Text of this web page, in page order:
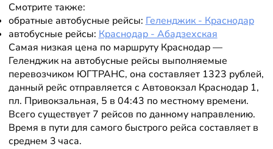
Смотрите также:
обратные автобусные рейсы:Геленджик - Краснодар
автобусные рейсы:Краснодар - Абадзехская
Самая низкая цена по маршруту Краснодар —
Геленджик на автобусные рейсы выполняемые
перевозчиком ЮГТРАНС, она составляет 1323 рублей,
данный рейс отправляется с Автовокзал Краснодар 1,
пл. Привокзальная, 5 в 04:43 по местному времени.
Всего существует 7 рейсов по данному направлению.
Время в пути для самого быстрого рейса составляет в
среднем 3 часа.